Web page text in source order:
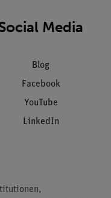
Media
Blog
Facebook
YouTube
LinkedIn